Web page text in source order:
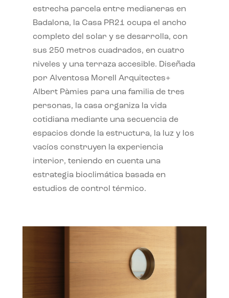
estrecha parcela entre medianeras en
Badalona, la Casa PR21 ocupa el ancho
completo del solar y se desarrolla, con
sus 250 metros cuadrados, en cuatro
niveles y una terraza accesible. Diseñada
por Alventosa Morell Arquitectes+
Albert Pàmies para una familia de tres
personas, la casa organiza la vida
cotidiana mediante una secuencia de
espacios donde la estructura, la luz y los
vacíos construyen la experiencia
interior, teniendo en cuenta una
estrategia bioclimática basada en
estudios de control térmico.